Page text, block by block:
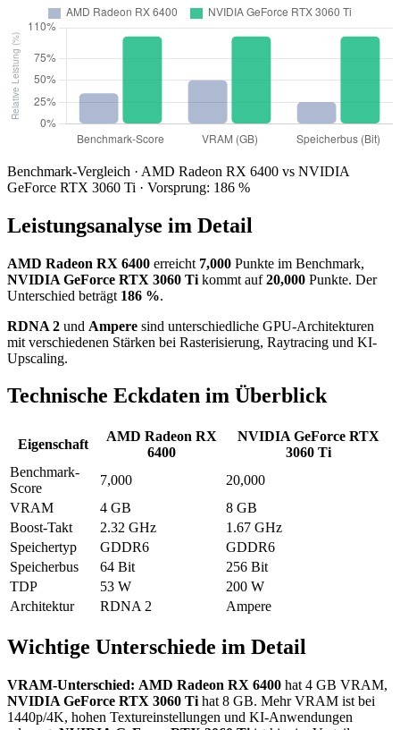
Benchmark-Vergleich · AMD Radeon RX 6400 vs NVIDIA
GeForce RTX 3060 Ti · Vorsprung: 186 %
Leistungsanalyse im Detail
AMD Radeon RX 6400 erreicht 7,000 Punkte im Benchmark,
NVIDIA GeForce RTX 3060 Ti kommt auf20,000 Punkte. Der
Unterschied beträgt 186 %.
RDNA 2 und Ampere sind unterschiedliche GPU-Architekturen
mit verschiedenen Stärken bei Rasterisierung, Raytracing und KI-
Upscaling.
Technische Eckdaten im Überblick
Eigenschaft
AMD Radeon RX
6400
NVIDIA GeForce RTX
3060 Ti
Benchmark-
Score
7,000
20,000
VRAM
4 GB
8 GB
Boost-Takt
2.32 GHz
1.67 GHz
Speichertyp
GDDR6
GDDR6
Speicherbus
64 Bit
256 Bit
TDP
53 W
200 W
Architektur
RDNA 2 Ampere
Wichtige Unterschiede im Detail
VRAM-Unterschied: AMD Radeon RX 6400 hat 4 GB VRAM,
NVIDIA GeForce RTX 3060 Ti hat 8 GB. Mehr VRAM ist bei
1440p/4K, hohen Textureinstellungen und KI-Anwendungen